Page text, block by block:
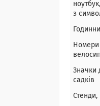
з
Номери
Значки
садків
Стенди,